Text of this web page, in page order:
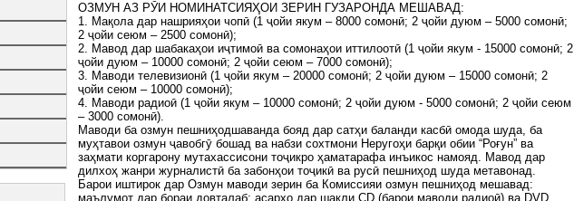
ОЗМУН АЗ РӮИ НОМИНАТСИЯҲОИ ЗЕРИН ГУЗАРОНДА МЕШАВАД:
1. Мақола дар нашрияҳои чопӣ (1 ҷойи якум – 8000 сомонӣ; 2 ҷойи дуюм – 5000 сомонӣ;
2 ҷойи сеюм – 2500 сомонӣ);
2. Мавод дар шабакаҳои иҷтимоӣ ва сомонаҳои иттилоотӣ (1 ҷойи якум - 15000 сомонӣ; 2
ҷойи дуюм – 10000 сомонӣ; 2 ҷойи сеюм – 7000 сомонӣ);
3. Маводи телевизионӣ (1 ҷойи якум – 20000 сомонӣ; 2 ҷойи дуюм – 15000 сомонӣ; 2
ҷойи сеюм – 10000 сомонӣ);
4. Маводи радиоӣ (1 ҷойи якум – 10000 сомонӣ; 2 ҷойи дуюм - 5000 сомонӣ; 2 ҷойи сеюм
– 3000 сомонӣ).
Маводи ба озмун пешниҳодшаванда бояд дар сатҳи баланди касбӣ омода шуда, ба
муҳтавои озмун ҷавобгӯ бошад ва набзи сохтмони Неругоҳи барқи обии “Роғун” ва
заҳмати коргарону мутахассисони тоҷикро ҳаматарафа инъикос намояд. Мавод дар
дилхоҳ жанри журналистӣ ба забонҳои тоҷикӣ ва русӣ пешниҳод шуда метавонад.
Барои иштирок дар Озмун маводи зерин ба Комиссияи озмун пешниҳод мешавад:
маълумот дар бораи довталаб; асарҳо дар шакли СD (барои маводи радиоӣ) ва DVD